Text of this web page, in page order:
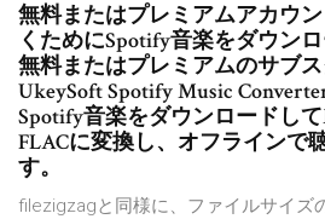
無料またはプレミアムアカウ
くためにSpotify音楽をダウン
無料またはプレミアムのサブス
UkeySoft Spotify Music
Spotify音楽をダウンロードし
FLACに変換し、オフラインで
す。
filezigzagと同様に、ファイルサイズ